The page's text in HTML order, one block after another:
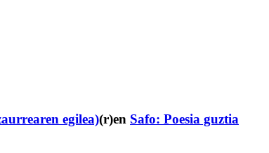
egilea)(r)en Safo: Poesia guztia